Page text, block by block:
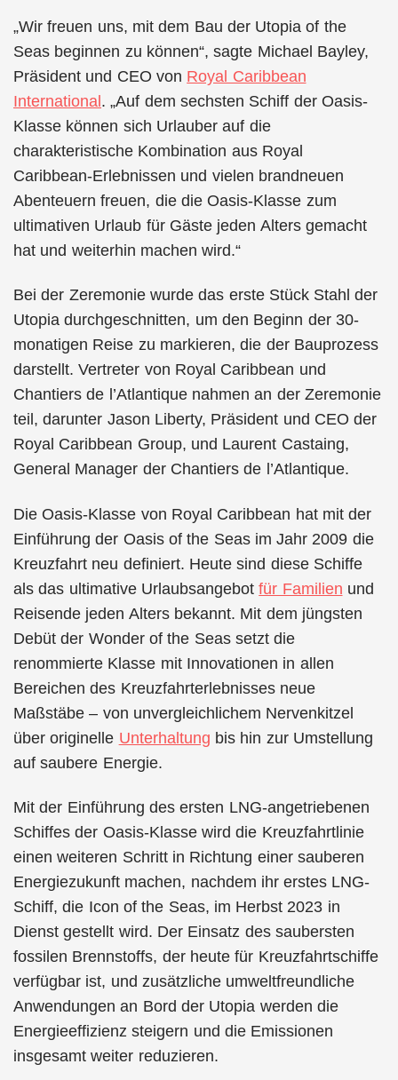
„Wir freuen uns, mit dem Bau der Utopia of the
Seas beginnen zu können“, sagte Michael Bayley,
Präsident und CEO von Royal Caribbean
International. „Auf dem sechsten Schiff der Oasis-
Klasse können sich Urlauber auf die
charakteristische Kombination aus Royal
Caribbean-Erlebnissen und vielen brandneuen
Abenteuern freuen, die die Oasis-Klasse zum
ultimativen Urlaub für Gäste jeden Alters gemacht
hat und weiterhin machen wird.“
Bei der Zeremonie wurde das erste Stück Stahl der
Utopia durchgeschnitten, um den Beginn der 30-
monatigen Reise zu markieren, die der Bauprozess
darstellt. Vertreter von Royal Caribbean und
Chantiers de l’Atlantique nahmen an der Zeremonie
teil, darunter Jason Liberty, Präsident und CEO der
Royal Caribbean Group, und Laurent Castaing,
General Manager der Chantiers de l’Atlantique.
Die Oasis-Klasse von Royal Caribbean hat mit der
Einführung der Oasis of the Seas im Jahr 2009 die
Kreuzfahrt neu definiert. Heute sind diese Schiffe
als das ultimative Urlaubsangebotfür Familien und
Reisende jeden Alters bekannt. Mit dem jüngsten
Debüt der Wonder of the Seas setzt die
renommierte Klasse mit Innovationen in allen
Bereichen des Kreuzfahrterlebnisses neue
Maßstäbe – von unvergleichlichem Nervenkitzel
über originelle Unterhaltung bis hin zur Umstellung
auf saubere Energie.
Mit der Einführung des ersten LNG-angetriebenen
Schiffes der Oasis-Klasse wird die Kreuzfahrtlinie
einen weiteren Schritt in Richtung einer sauberen
Energiezukunft machen, nachdem ihr erstes LNG-
Schiff, die Icon of the Seas, im Herbst 2023 in
Dienst gestellt wird. Der Einsatz des saubersten
fossilen Brennstoffs, der heute für Kreuzfahrtschiffe
verfügbar ist, und zusätzliche umweltfreundliche
Anwendungen an Bord der Utopia werden die
Energieeffizienz steigern und die Emissionen
insgesamt weiter reduzieren.